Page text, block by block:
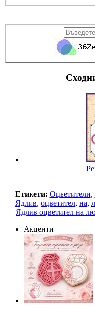
Етикети: Оцветители,
Ядлив, оцветител, на,
Ядлив оцветител на
Акценти